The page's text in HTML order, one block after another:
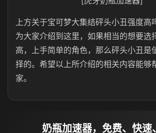
上方关于宝可梦大集结砰头小丑强度高
为大家介绍到这里，如果相当的想要选
高，上手简单的角色，那么砰头小丑是
择的。希望以上所介绍的相关内容能够
家。
奶瓶加速器，免费、快速